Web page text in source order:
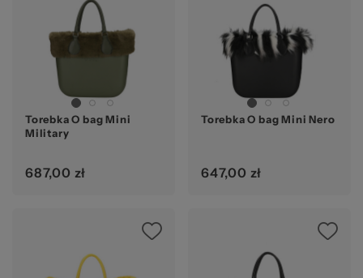
Torebka O bag Mini
Military
687,00 zł
Torebka O bag Mini Nero
647,00 zł